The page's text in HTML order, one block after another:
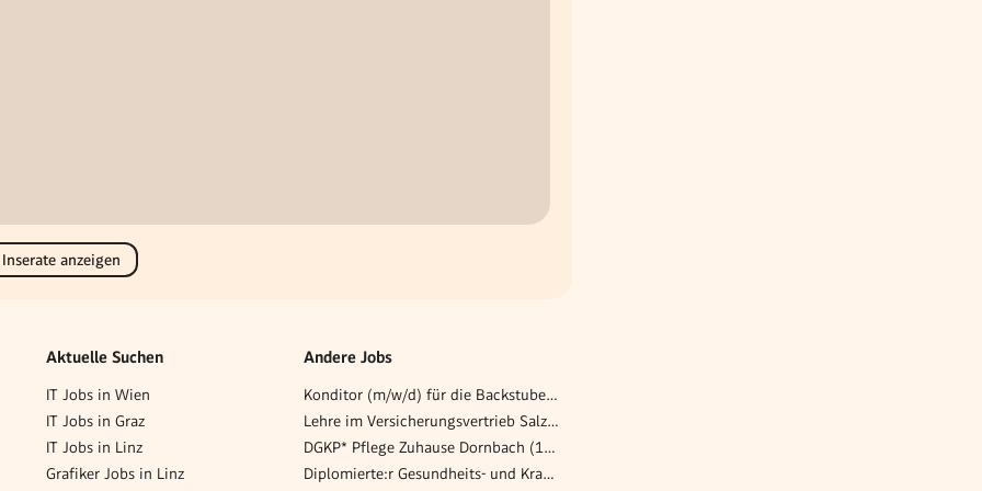
anzeigen
Aktuelle Suchen
IT Jobs in Wien
IT Jobs in Graz
IT Jobs in Linz
Grafiker Jobs in Linz
Andere Jobs
Konditor (m/w/d) für die Backstube - K.u.K. Hofzuckerbäcker Gerstner im Palais Todesco
Lehre im Ver­si­che­rungs­ver­trieb Salz­burg
DGKP* Pflege Zuhause Dornbach (16., 17., 18. und 19. Bezirk)
Diplomierte:r Gesundheits- und Krankenpfleger:in (DGKP) (m/w/d)